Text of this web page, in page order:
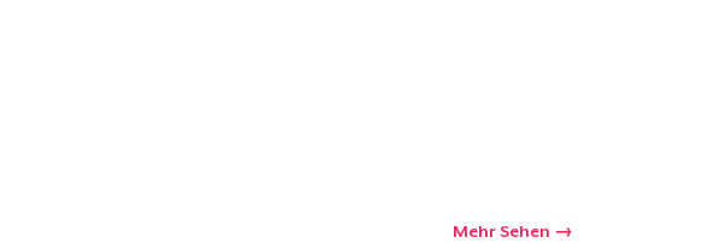
Mehr Sehen